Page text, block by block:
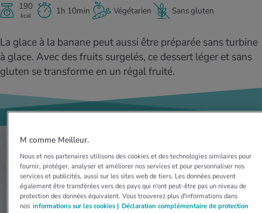
et intolérances
ACTUELS DANS LE DOMAINE ALIMENTATION
Calculateur d’IMC
Calculez votre besoin en calories
d’hiver
Calculer la consommation de calories
Course & Jogging
au quotidien
de relaxation
Travail et santé
Détente active
médical
spécialisée
des femmes
ACTUELS DANS LE DOMAINE MÉDECINE
Réduire la tension artérielle
Douleurs nerveuses
ACTUELS DANS LE DOMAINE SERVICE
Tool, test et quiz
190
kcal 1h 10min Végétarien Sans gluten
La glace à la banane peut aussi être préparée sans turbine
à glace. Avec des fruits surgelés, ce dessert léger et sans
gluten se transforme en un régal fruité.
M comme Meilleur.
Nous et nos partenaires utilisons des cookies et des technologies similaires pour
fournir, protéger, analyser et améliorer nos services et pour personnaliser nos
services et publicités, aussi sur les sites web de tiers. Les données peuvent
également être transférées vers des pays qui n'ont peut-être pas un niveau de
protection des données équivalent. Vous trouverez plus d'informations dans
nos informations sur les cookies | Déclaration complémentaire de protection